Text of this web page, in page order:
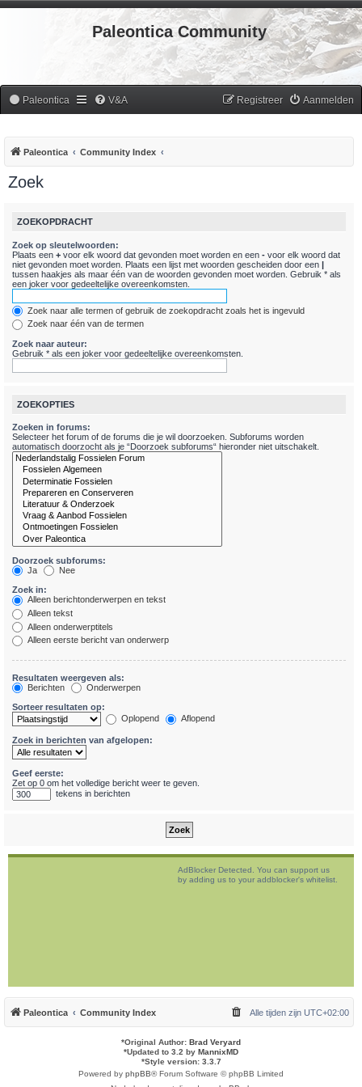
Paleontica Community
Paleontica V&A Aanmelden
Registreer
Paleontica Community Index
Zoek
ZOEKOPDRACHT
Zoek op sleutelwoorden:
Plaats een + voor elk woord dat gevonden moet worden en een - voor elk woord dat
niet gevonden moet worden. Plaats een lijst met woorden gescheiden door een |
tussen haakjes als maar één van de woorden gevonden moet worden. Gebruik * als
een joker voor gedeeltelijke overeenkomsten.
Zoek naar alle termen of gebruik de zoekopdracht zoals het is ingevuld
Zoek naar één van de termen
Zoek naar auteur:
Gebruik * als een joker voor gedeeltelijke overeenkomsten.
ZOEKOPTIES
Zoeken in forums:
Selecteer het forum of de forums die je wil doorzoeken. Subforums worden
automatisch doorzocht als je “Doorzoek subforums“ hieronder niet uitschakelt.
Doorzoek subforums:
Ja
Nee
Zoek in:
Alleen berichtonderwerpen en tekst
Alleen tekst
Alleen onderwerptitels
Alleen eerste bericht van onderwerp
Resultaten weergeven als:
Berichten
Onderwerpen
Sorteer resultaten op:
Oplopend
Aflopend
Zoek in berichten van afgelopen:
Geef eerste:
Zet op 0 om het volledige bericht weer te geven.
tekens in berichten
AdBlocker Detected. You can support us
by adding us to your addblocker's whitelist.
Paleontica Community Index Alle tijden zijn UTC+02:00
*Original Author: Brad Veryard
*Updated to 3.2 by MannixMD
*Style version: 3.3.7
Powered by phpBB® Forum Software © phpBB Limited